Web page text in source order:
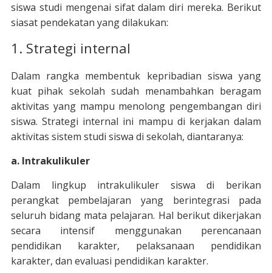
siswa studi mengenai sifat dalam diri mereka. Berikut
siasat pendekatan yang dilakukan:
1. Strategi internal
Dalam rangka membentuk kepribadian siswa yang
kuat pihak sekolah sudah menambahkan beragam
aktivitas yang mampu menolong pengembangan diri
siswa. Strategi internal ini mampu di kerjakan dalam
aktivitas sistem studi siswa di sekolah, diantaranya:
a. Intrakulikuler
Dalam lingkup intrakulikuler siswa di berikan
perangkat pembelajaran yang berintegrasi pada
seluruh bidang mata pelajaran. Hal berikut dikerjakan
secara intensif menggunakan perencanaan
pendidikan karakter, pelaksanaan pendidikan
karakter, dan evaluasi pendidikan karakter.